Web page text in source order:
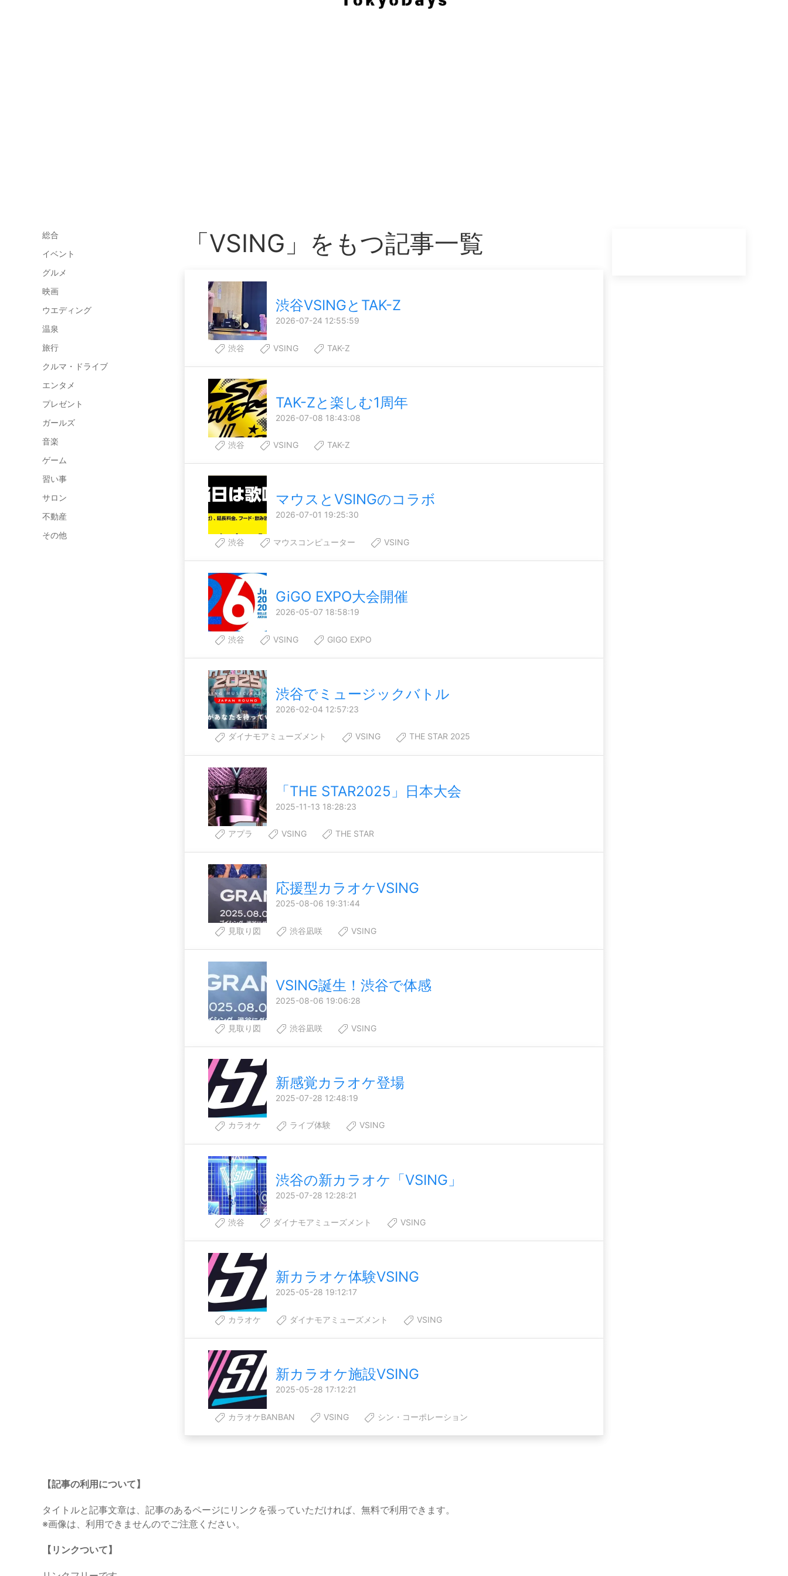
総合
イベント
グルメ
映画
ウエディング
温泉
旅行
クルマ・ドライブ
エンタメ
プレゼント
ガールズ
音楽
ゲーム
習い事
サロン
不動産
その他
「VSING」をもつ記事一覧
渋谷VSINGとTAK-Z
2026-07-24 12:55:59
渋谷 VSING TAK-Z
TAK-Zと楽しむ1周年
2026-07-08 18:43:08
渋谷 VSING TAK-Z
マウスとVSINGのコラボ
2026-07-01 19:25:30
渋谷 マウスコンピューター VSING
GiGO EXPO大会開催
2026-05-07 18:58:19
渋谷 VSING GIGO EXPO
渋谷でミュージックバトル
2026-02-04 12:57:23
ダイナモアミューズメント VSING THE STAR 2025
「THE STAR2025」日本大会
2025-11-13 18:28:23
アプラ VSING THE STAR
応援型カラオケVSING
2025-08-06 19:31:44
見取り図 渋谷凪咲 VSING
VSING誕生！渋谷で体感
2025-08-06 19:06:28
見取り図 渋谷凪咲 VSING
新感覚カラオケ登場
2025-07-28 12:48:19
カラオケ ライブ体験 VSING
渋谷の新カラオケ「VSING」
2025-07-28 12:28:21
渋谷 ダイナモアミューズメント VSING
新カラオケ体験VSING
2025-05-28 19:12:17
カラオケ ダイナモアミューズメント VSING
新カラオケ施設VSING
2025-05-28 17:12:21
カラオケBANBAN VSING シン・コーポレーション
【記事の利用について】
タイトルと記事文章は、記事のあるページにリンクを張っていただければ、無料で利用できます。
※画像は、利用できませんのでご注意ください。
【リンクついて】